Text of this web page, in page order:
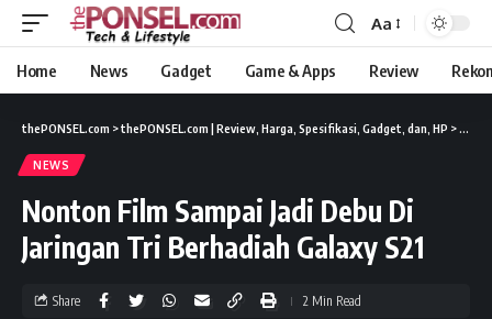
Aa
Home News Gadget Game & Apps Review
thePONSEL.com >thePONSEL.com | Review, Harga, Spesifikasi, Gadget, dan, HP > News
NEWS
Nonton Film Sampai Jadi Debu Di
Jaringan Tri Berhadiah Galaxy S21
Share 2 Min Read